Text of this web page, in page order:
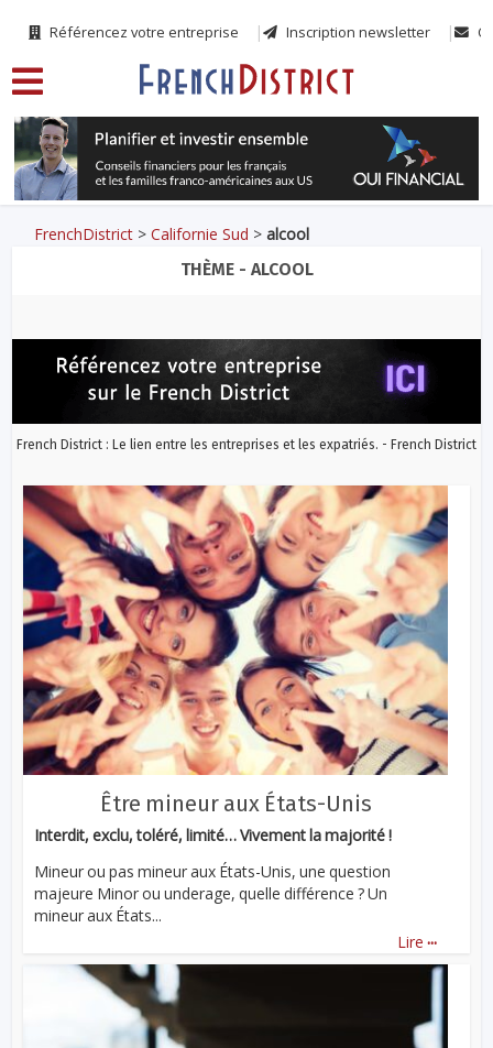
Référencez votre entreprise Inscription newsletter
FrenchDistrict >Californie Sud >alcool
THÈME - ALCOOL
French District : Le lien entre les entreprises et les expatriés. - French District
Être mineur aux États-Unis
Interdit, exclu, toléré, limité… Vivement la majorité !
Mineur ou pas mineur aux États-Unis, une question
majeure Minor ou underage, quelle différence ? Un
mineur aux États...
Lire ...